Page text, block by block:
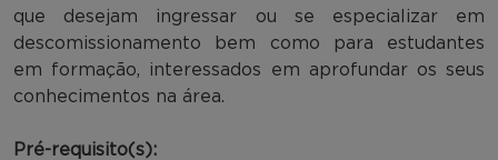
que desejam ingressar ou se especializar em
descomissionamento bem como para estudantes
em formação, interessados em aprofundar os seus
conhecimentos na área.
Pré-requisito(s):